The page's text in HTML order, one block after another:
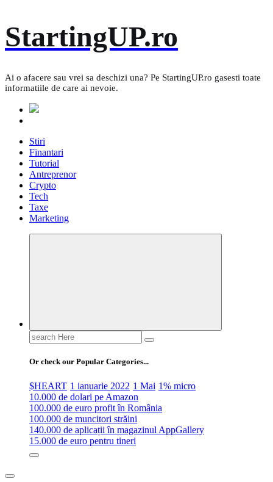
to
content
StartingUP.ro
Ai o afacere sau vrei sa deschizi una? Pe StartingUP.ro gasesti toate
informatiile de care ai nevoie.
Stiri
Finantari
Tutorial
Antreprenor
Crypto
Tech
Taxe
Marketing
Search
for:
Or check our Popular Categories...
$HEART 1 ianuarie 2022 1 Mai 1% micro
10.000 de dolari pe Amazon
100.000 de euro profit în România
100.000 de muncitori străini
140.000 de aplicații în magazinul AppGallery
15.000 de euro pentru tineri